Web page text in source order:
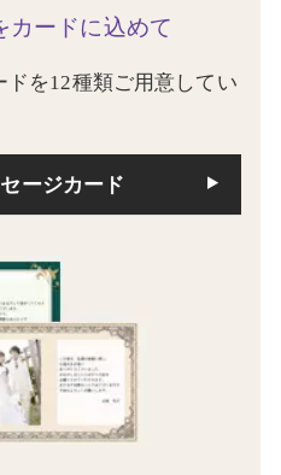
カードに込めて
を12種類ご用意してい
ージカード